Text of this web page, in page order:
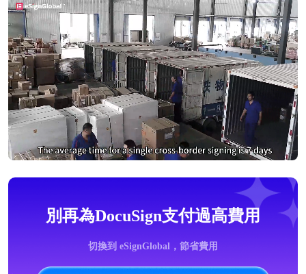
別再為DocuSign支付過高費用
切換到 eSignGlobal，節省費用